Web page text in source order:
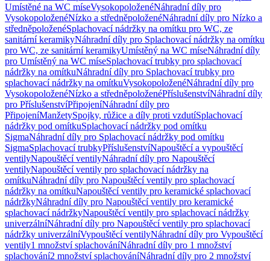
Umístěné na WC míseVysokopoloženéNáhradní díly pro
VysokopoloženéNízko a středněpoloženéNáhradní díly pro Nízko a
středněpoloženéSplachovací nádržky na omítku pro WC, ze
sanitární keramikyNáhradní díly pro Splachovací nádržky na omítku
pro WC, ze sanitární keramikyUmístěný na WC míseNáhradní díly
pro Umístěný na WC míseSplachovací trubky pro splachovací
nádržky na omítkuNáhradní díly pro Splachovací trubky pro
splachovací nádržky na omítkuVysokopoloženéNáhradní díly pro
VysokopoloženéNízko a středněpoloženéPříslušenstvíNáhradní díly
pro PříslušenstvíPřipojeníNáhradní díly pro
PřipojeníManžetySpojky, růžice a díly proti vzdutíSplachovací
nádržky pod omítkuSplachovací nádržky pod omítku
SigmaNáhradní díly pro Splachovací nádržky pod omítku
SigmaSplachovací trubkyPříslušenstvíNapouštěcí a vypouštěcí
ventilyNapouštěcí ventilyNáhradní díly pro Napouštěcí
ventilyNapouštěcí ventily pro splachovací nádržky na
omítkuNáhradní díly pro Napouštěcí ventily pro splachovací
nádržky na omítkuNapouštěcí ventily pro keramické splachovací
nádržkyNáhradní díly pro Napouštěcí ventily pro keramické
splachovací nádržkyNapouštěcí ventily pro splachovací nádržky
univerzálníNáhradní díly pro Napouštěcí ventily pro splachovací
nádržky univerzálníVypouštěcí ventilyNáhradní díly pro Vypouštěcí
ventily1 množství splachováníNáhradní díly pro 1 množství
splachování2 množství splachováníNáhradní díly pro 2 množství